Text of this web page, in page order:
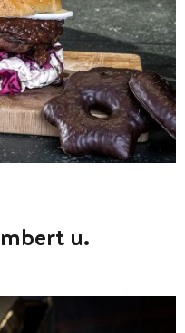
u.